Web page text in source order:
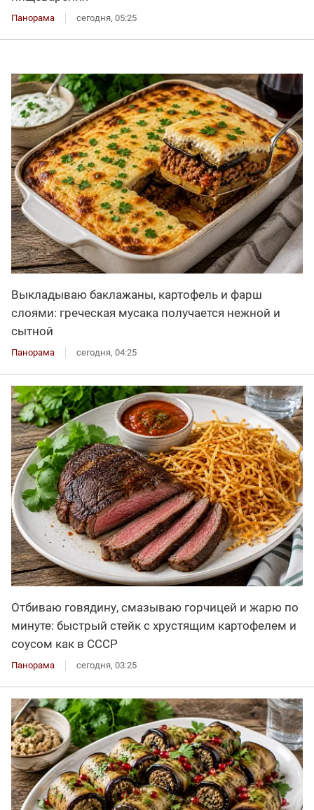
Панорама сегодня, 05:25
Выкладываю баклажаны, картофель и фарш
слоями: греческая мусака получается нежной и
сытной
Панорама сегодня, 04:25
Отбиваю говядину, смазываю горчицей и жарю по
минуте: быстрый стейк с хрустящим картофелем и
соусом как в СССР
Панорама сегодня, 03:25